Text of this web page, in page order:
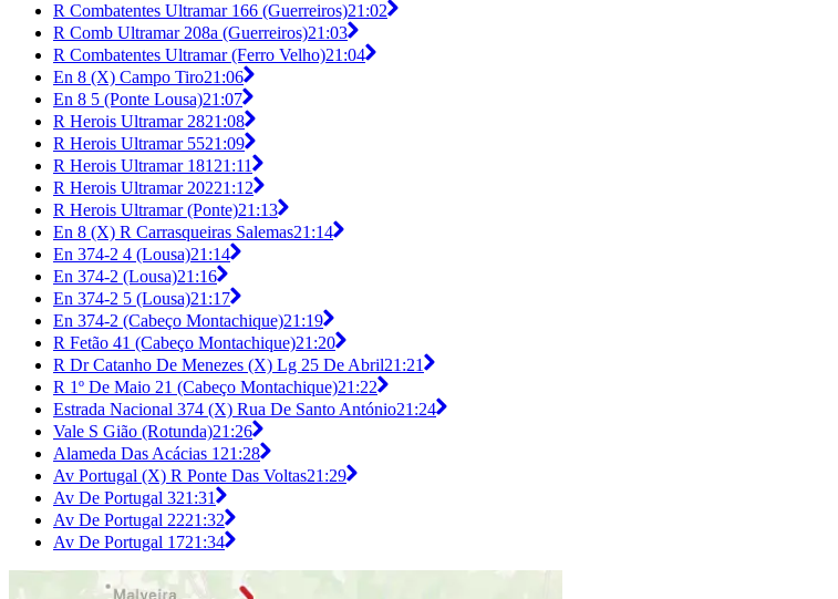
R Combatentes Ultramar 166 (Guerreiros)21:02
R Comb Ultramar 208a (Guerreiros)21:03
R Combatentes Ultramar (Ferro Velho)21:04
En 8 (X) Campo Tiro21:06
En 8 5 (Ponte Lousa)21:07
R Herois Ultramar 2821:08
R Herois Ultramar 5521:09
R Herois Ultramar 181 21:11
R Herois Ultramar 20221:12
R Herois Ultramar (Ponte)21:13
En 8 (X) R Carrasqueiras Salemas21:14
En 374-2 4 (Lousa)21:14
En 374-2 (Lousa)21:16
En 374-2 5 (Lousa)21:17
En 374-2 (Cabeço Montachique)21:19
R Fetão 41 (Cabeço Montachique)21:20
R Dr Catanho De Menezes (X) Lg 25 De Abril21:21
R 1º De Maio 21 (Cabeço Montachique)21:22
Estrada Nacional 374 (X) Rua De Santo António21:24
Vale S Gião (Rotunda)21:26
Alameda Das Acácias 1 21:28
Av Portugal (X) R Ponte Das Voltas21:29
Av De Portugal 321:31
Av De Portugal 2221:32
Av De Portugal 1721:34